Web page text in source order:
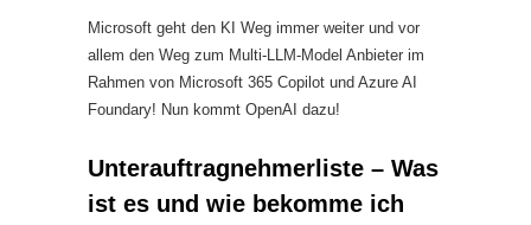
Microsoft geht den KI Weg immer weiter und vor
allem den Weg zum Multi-LLM-Model Anbieter im
Rahmen von Microsoft 365 Copilot und Azure AI
Foundary! Nun kommt OpenAI dazu!
Unterauftragnehmerliste – Was
ist es und wie bekomme ich